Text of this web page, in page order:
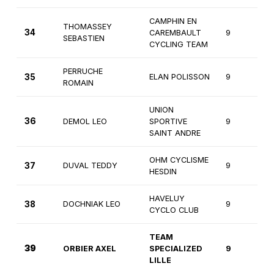
34
THOMASSEY
SEBASTIEN
CAMPHIN EN
CAREMBAULT
CYCLING TEAM
9
35
PERRUCHE
ROMAIN
ELAN POLISSON 9
36 DEMOL LEO
UNION
SPORTIVE
SAINT ANDRE
9
37 DUVAL TEDDY
OHM CYCLISME
HESDIN
9
38 DOCHNIAK LEO
HAVELUY
CYCLO CLUB
9
39 ORBIER AXEL
TEAM
SPECIALIZED
LILLE
9